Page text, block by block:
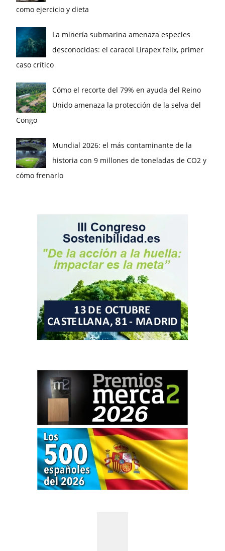
como ejercicio y dieta
La minería submarina amenaza especies
desconocidas: el caracol Lirapex felix, primer
caso crítico
Cómo el recorte del 79% en ayuda del Reino
Unido amenaza la protección de la selva del
Congo
Mundial 2026: el más contaminante de la
historia con 9 millones de toneladas de CO2 y
cómo frenarlo